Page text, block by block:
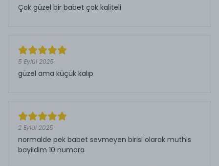
Çok güzel bir babet çok kaliteli
5 Eylül 2025
güzel ama küçük kalıp
2 Eylül 2025
normalde pek babet sevmeyen birisi olarak muthis
bayildim 10 numara